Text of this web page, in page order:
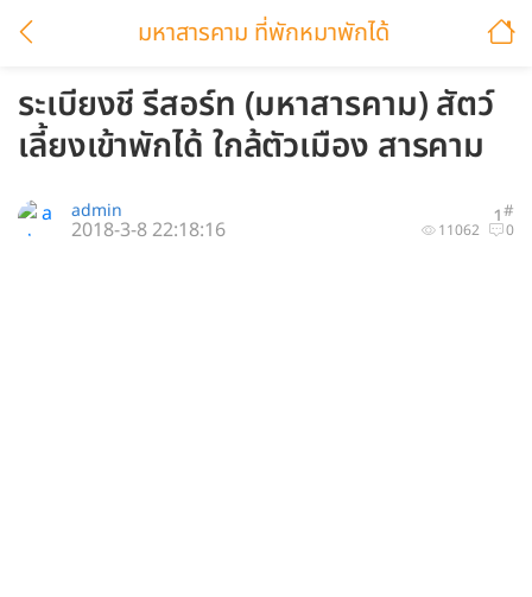
มหาสารคาม ที่พักหมาพักได้
ระเบียงชี รีสอร์ท (มหาสารคาม) สัตว์
เลี้ยงเข้าพักได้ ใกล้ตัวเมือง สารคาม
1#
admin
11062 0
2018-3-8 22:18:16